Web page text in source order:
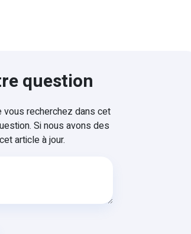
question
vous recherchez dans cet
Si nous avons des
article à jour.